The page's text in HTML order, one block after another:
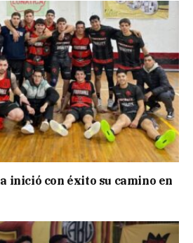
inició con éxito su camino en